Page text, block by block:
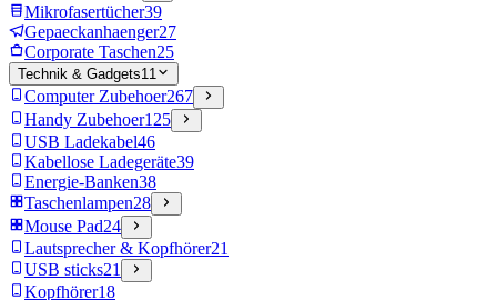
Mikrofasertücher39
Gepaeckanhaenger27
Corporate Taschen25
Technik & Gadgets11
Computer Zubehoer267
Handy Zubehoer125
USB Ladekabel46
Kabellose Ladegeräte39
Energie-Banken38
Taschenlampen28
Mouse Pad24
Lautsprecher & Kopfhörer21
USB sticks21
Kopfhörer18